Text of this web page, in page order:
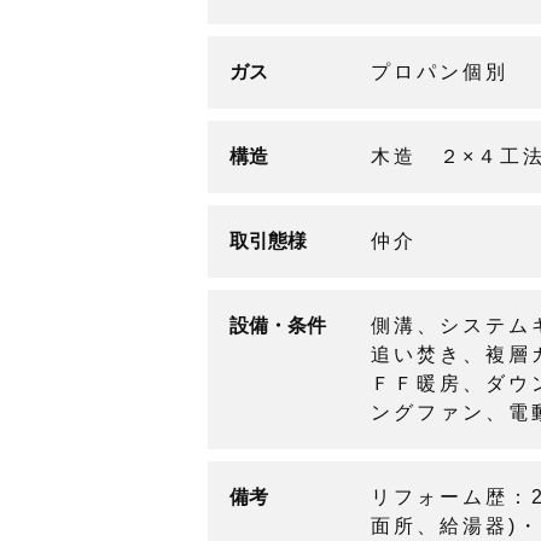
ガス プロパン個別
構造 木造 ２×４工
取引態様 仲介
設備・条件
側溝、システム
追い焚き、複層
ＦＦ暖房、ダ
ングファン、電
備考
リフォーム歴
面所、給湯器)